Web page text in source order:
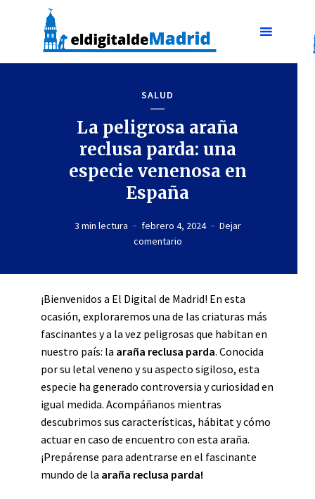
SALUD
La peligrosa araña
reclusa parda: una
especie venenosa en
España
3 min lectura febrero 4, 2024
Dejar
comentario
¡Bienvenidos a El Digital de Madrid! En esta
ocasión, exploraremos una de las criaturas más
fascinantes y a la vez peligrosas que habitan en
nuestro país: la araña reclusa parda. Conocida
por su letal veneno y su aspecto sigiloso, esta
especie ha generado controversia y curiosidad en
igual medida. Acompáñanos mientras
descubrimos sus características, hábitat y cómo
actuar en caso de encuentro con esta araña.
¡Prepárense para adentrarse en el fascinante
mundo de la araña reclusa parda!